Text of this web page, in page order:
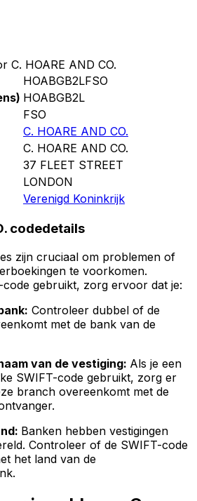
C. HOARE AND CO.
HOABGB2LFSO
HOABGB2L
FSO
C. HOARE AND CO.
C. HOARE AND CO.
37 FLEET STREET
LONDON
Verenigd Koninkrijk
codedetails
zijn cruciaal om problemen of
te voorkomen.
code gebruikt, zorg ervoor dat je:
Controleer dubbel of de
met de bank van de
van de vestiging: Als je een
SWIFT-code gebruikt, zorg er
branch overeenkomt met de
Banken hebben vestigingen
Controleer of de SWIFT-code
het land van de